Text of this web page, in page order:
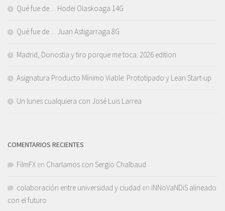
Qué fue de… Hodei Olaskoaga 14G
Qué fue de… Juan Astigarraga 8G
Madrid, Donostia y tiro porque me toca: 2026 edition
Asignatura Producto Mínimo Viable: Prototipado y Lean Start-up
Un lunes cualquiera con José Luis Larrea
COMENTARIOS RECIENTES
FilmFX en Charlamos con Sergio Chalbaud
colaboración entre universidad y ciudad en iNNoVaNDiS alineado
con el futuro